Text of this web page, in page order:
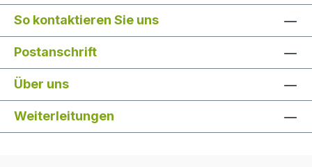
So kontaktieren Sie uns
Postanschrift
Über uns
Weiterleitungen